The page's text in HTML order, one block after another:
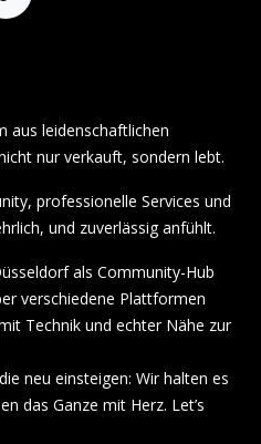
aus leidenschaftlichen
nur verkauft, sondern lebt.
professionelle Services und
und zuverlässig anfühlt.
als Community-Hub
verschiedene Plattformen
Technik und echter Nähe zur
neu einsteigen: Wir halten es
das Ganze mit Herz. Let’s